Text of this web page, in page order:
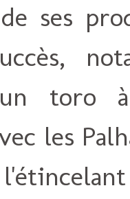
ses
toro à
les